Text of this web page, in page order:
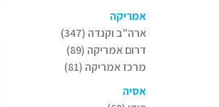
אמריקה
ארה"ב וקנדה (347)
דרום אמריקה (89)
מרכז אמריקה (81)
אסיה